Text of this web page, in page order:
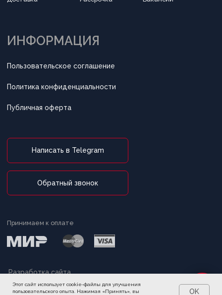
Этот сайт использует cookie-файлы для улучшения
пользовательского опыта. Нажимая «Принять», вы
OK
Уточнить комплектацию